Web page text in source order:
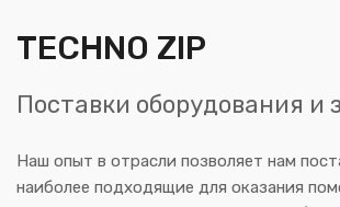
TECHNO ZIP
Поставки оборудования и
Наш опыт в отрасли позволяет нам
наиболее подходящие для оказания